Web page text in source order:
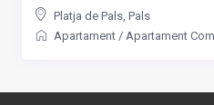
Platja de Pals, Pals
Apartament / Apartament